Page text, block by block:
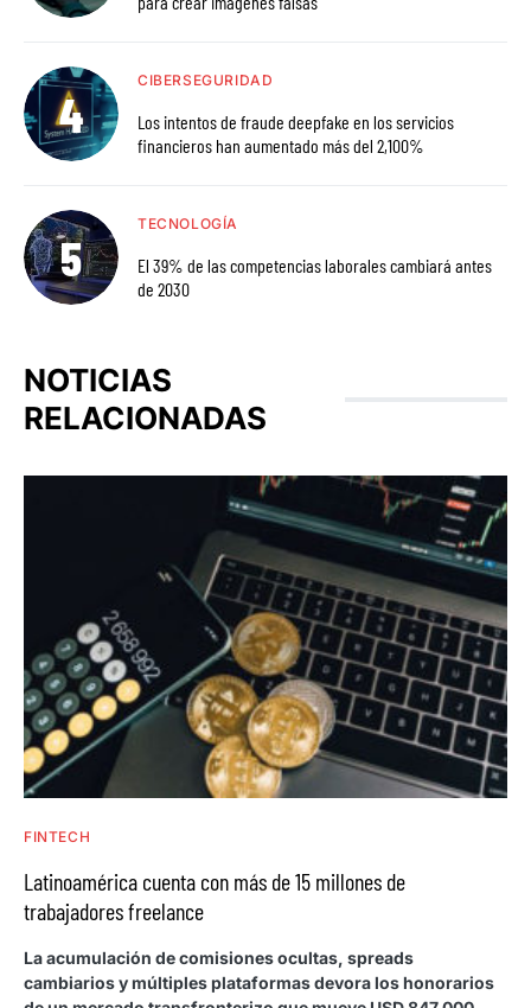
CIBERSEGURIDAD
Los intentos de fraude deepfake en los servicios
financieros han aumentado más del 2,100%
TECNOLOGÍA
El 39% de las competencias laborales cambiará antes
de 2030
NOTICIAS
RELACIONADAS
FINTECH
Latinoamérica cuenta con más de 15 millones de
trabajadores freelance
La acumulación de comisiones ocultas, spreads
cambiarios y múltiples plataformas devora los honorarios